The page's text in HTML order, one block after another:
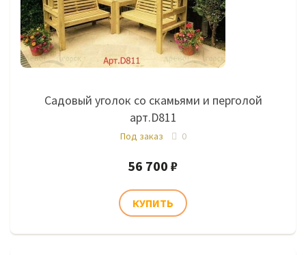
Садовый уголок со скамьями и перголой
арт.D811
Под заказ 0
56 700 ₽